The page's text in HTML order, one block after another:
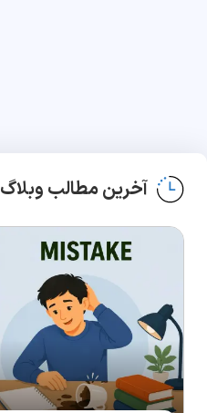
آخرین مطالب وبلاگ